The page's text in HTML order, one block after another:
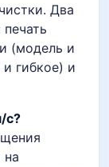
Два
(модель и
гибкое) и
с?
на